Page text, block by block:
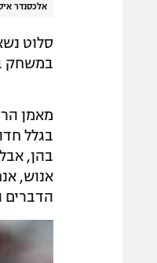
אלכסנדר
סלוט
במשחק
מאמן
בגלל
בהן,
אנוש,
הדברים